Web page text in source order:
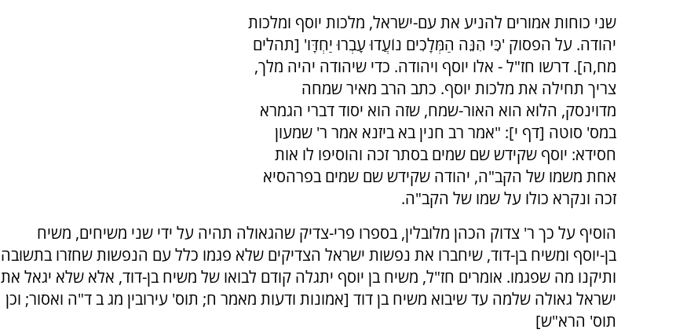
שני כוחות אמורים להניע את עם-ישראל, מלכות יוסף ומלכות
יהודה. על הפסוק 'כִּי הִנֵּה הַמְּלָכִים נוֹעֲדוּ עָבְרוּ יַחְדָּו' [תהלים
מח,ה]. דרשו חז"ל - אלו יוסף ויהודה. כדי שיהודה יהיה מלך,
צריך תחילה את מלכות יוסף. כתב הרב מאיר שמחה
מדוינסק, הלוא הוא האור-שמח, שזה הוא יסוד דברי הגמרא
במס' סוטה [דף י]: "אמר רב חנין בא ביזנא אמר ר' שמעון
חסידא: יוסף שקידש שם שמים בסתר זכה והוסיפו לו אות
אחת משמו של הקב"ה, יהודה שקידש שם שמים בפרהסיא
זכה ונקרא כולו על שמו של הקב"ה.
הוסיף על כך ר' צדוק הכהן מלובלין, בספרו פרי-צדיק שהגאולה תהיה על ידי שני משיחים, משיח
בן-יוסף ומשיח בן-דוד, שיחברו את נפשות ישראל הצדיקים שלא פגמו כלל עם הנפשות שחזרו בתשובה
ותיקנו מה שפגמו. אומרים חז"ל, משיח בן יוסף יתגלה קודם לבואו של משיח בן-דוד, אלא שלא יגאל את
ישראל גאולה שלמה עד שיבוא משיח בן דוד [אמונות ודעות מאמר ח; תוס' עירובין מג ב ד"ה ואסור; וכן
תוס' הרא"ש]